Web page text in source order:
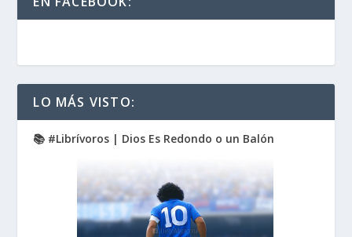
LO MÁS VISTO:
📚 #Librívoros | Dios Es Redondo o un Balón